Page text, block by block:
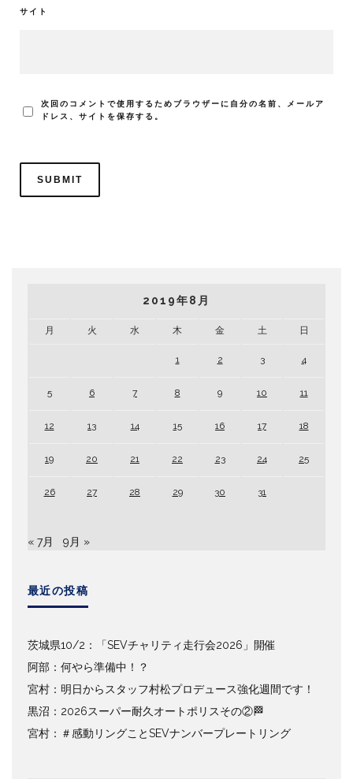
サイト
次回のコメントで使用するためブラウザーに自分の名前、メールア
ドレス、サイトを保存する。
2019年8月
月 火 水 木 金 土 日
1 2 3 4
5 6 7 8 9 10 11
12 13 14 15 16 17 18
19 20 21 22 23 24 25
26 27 28 29 30 31
« 7月 9月 »
最近の投稿
茨城県10/2：「SEVチャリティ走行会2026」開催
阿部：何やら準備中！？
宮村：明日からスタッフ村松プロデュース強化週間です！
黒沼：2026スーパー耐久オートポリスその②🏁
宮村：＃感動リングことSEVナンバープレートリング